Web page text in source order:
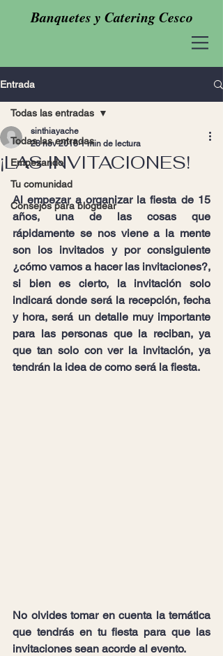
Banquetes y Catering Cesco
Entrada
Todas las entradas
Empezando
Tu comunidad
Consejos para bloguear
Todas las entradas
¡LAS INVITACIONES!
sinthiayache
28 nov 2018 1 min de lectura
Al empezar a organizar la fiesta de 15
años, una de las cosas que
rápidamente se nos viene a la mente
son los invitados y por consiguiente
¿cómo vamos a hacer las invitaciones?,
si bien es cierto, la invitación solo
indicará donde será la recepción, fecha
y hora, será un detalle muy importante
para las personas que la reciban, ya
que tan solo con ver la invitación, ya
tendrán la idea de como será la fiesta.
No olvides tomar en cuenta la temática
que tendrás en tu fiesta para que las
invitaciones sean acorde al evento.